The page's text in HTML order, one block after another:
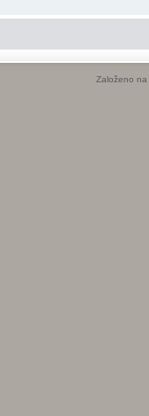
Založeno na